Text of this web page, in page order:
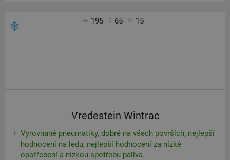
195 65 15
Vredestein Wintrac
Vyrovnané pneumatiky, dobré na všech površích, nejlepší
hodnocení na ledu, nejlepší hodnocení za nízké
opotřebení a nízkou spotřebu paliva.